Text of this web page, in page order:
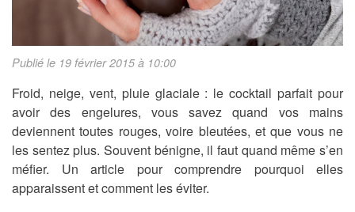
Publié le 19 février 2015 à 10:00
Froid, neige, vent, pluie glaciale : le cocktail parfait pour
avoir des engelures, vous savez quand vos mains
deviennent toutes rouges, voire bleutées, et que vous ne
les sentez plus. Souvent bénigne, il faut quand même s’en
méfier. Un article pour comprendre pourquoi elles
apparaissent et comment les éviter.